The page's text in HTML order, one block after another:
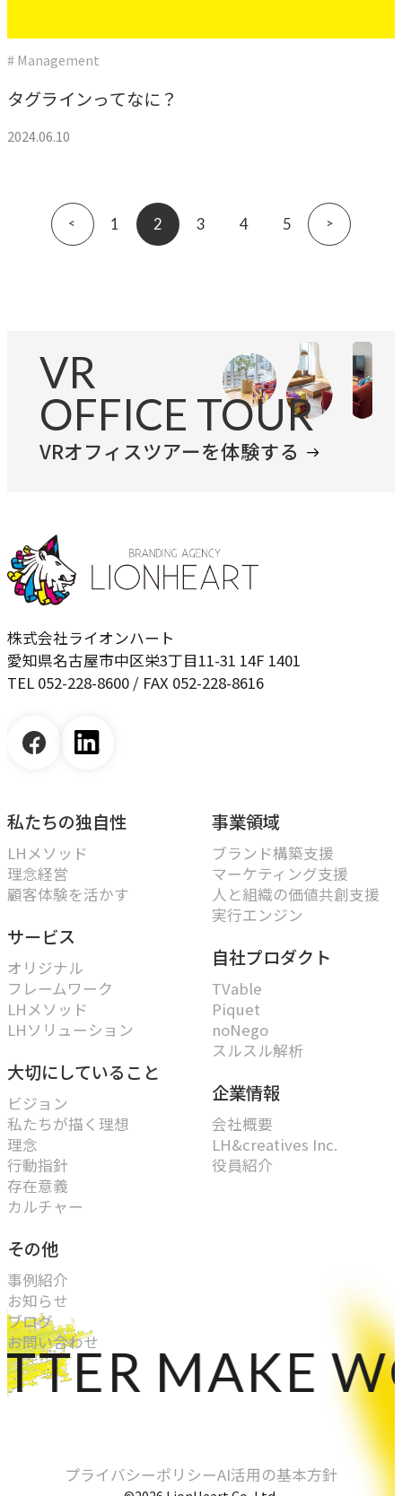
# Management
タグラインってなに？
2024.06.10
« 1 2 3 4 5 »
VR
OFFICE TOUR
VRオフィスツアーを体験する
株式会社ライオンハート
愛知県名古屋市中区栄3丁目11-31 14F 1401
TEL 052-228-8600 / FAX 052-228-8616
私たちの独自性
LHメソッド
理念経営
顧客体験を活かす
サービス
オリジナル
フレームワーク
LHメソッド
LHソリューション
大切にしていること
ビジョン
私たちが描く理想
理念
行動指針
存在意義
カルチャー
その他
事例紹介
お知らせ
ブログ
お問い合わせ
事業領域
ブランド構築支援
マーケティング支援
人と組織の価値共創支援
実行エンジン
自社プロダクト
TVable
Piquet
noNego
スルスル解析
企業情報
会社概要
LH&creatives Inc.
役員紹介
プライバシーポリシーAI活用の基本方針
MAKE